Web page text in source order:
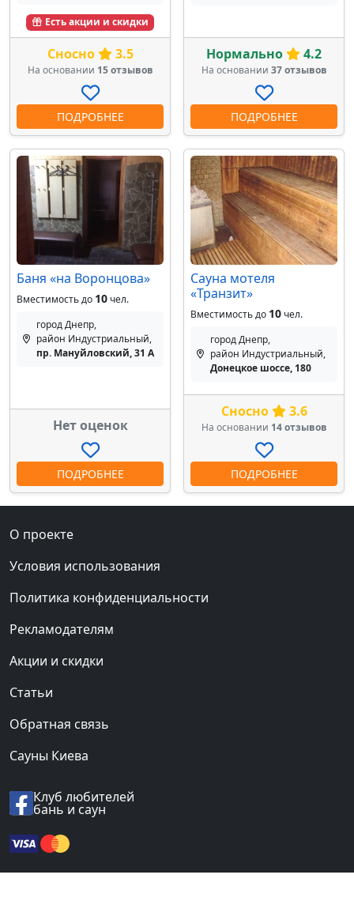
Есть акции и скидки
Сносно 3.5
На основании 15 отзывов
ПОДРОБНЕЕ
Нормально 4.2
На основании 37 отзывов
ПОДРОБНЕЕ
Баня «на Воронцова»
Вместимость до 10чел.
город Днепр,
район Индустриальный,
пр. Мануйловский, 31 А
Нет оценок
ПОДРОБНЕЕ
Сауна мотеля
«Транзит»
Вместимость до 10чел.
город Днепр,
район Индустриальный,
Донецкое шоссе, 180
Сносно 3.6
На основании 14 отзывов
ПОДРОБНЕЕ
О проекте
Условия использования
Политика конфиденциальности
Рекламодателям
Акции и скидки
Статьи
Обратная связь
Сауны Киева
Клуб любителей
бань и саун
© 2012-2026 «BANI.UA».